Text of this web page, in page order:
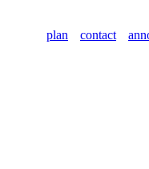
plan contact